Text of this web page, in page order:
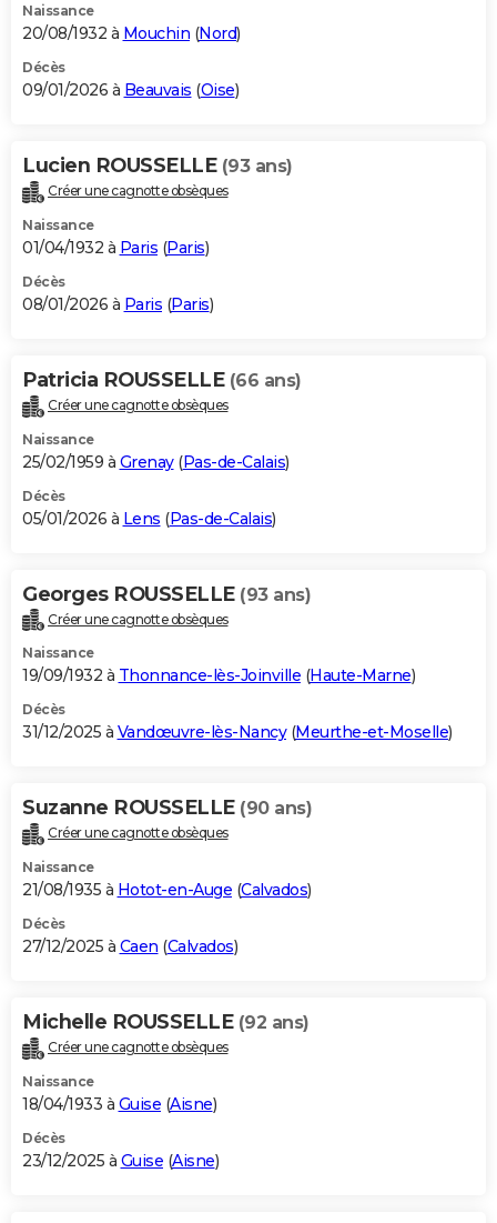
Naissance
20/08/1932 à Mouchin (Nord)
Décès
09/01/2026 à Beauvais (Oise)
Lucien ROUSSELLE (93 ans)
Créer une cagnotte obsèques
Naissance
01/04/1932 à Paris (Paris)
Décès
08/01/2026 à Paris (Paris)
Patricia ROUSSELLE (66 ans)
Créer une cagnotte obsèques
Naissance
25/02/1959 à Grenay(Pas-de-Calais)
Décès
05/01/2026 à Lens (Pas-de-Calais)
Georges ROUSSELLE (93 ans)
Créer une cagnotte obsèques
Naissance
19/09/1932 à Thonnance-lès-Joinville (Haute-Marne)
Décès
31/12/2025 à Vandœuvre-lès-Nancy(Meurthe-et-Moselle)
Suzanne ROUSSELLE (90 ans)
Créer une cagnotte obsèques
Naissance
21/08/1935 à Hotot-en-Auge (Calvados)
Décès
27/12/2025 à Caen (Calvados)
Michelle ROUSSELLE (92 ans)
Créer une cagnotte obsèques
Naissance
18/04/1933 à Guise (Aisne)
Décès
23/12/2025 à Guise (Aisne)